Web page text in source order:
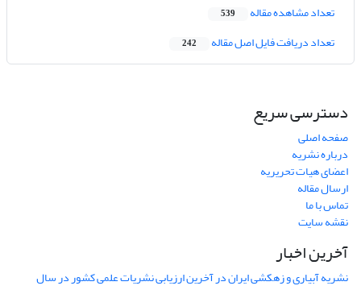
تعداد مشاهده مقاله 539
تعداد دریافت فایل اصل مقاله 242
دسترسی سریع
صفحه اصلی
درباره نشریه
اعضای هیات تحریریه
ارسال مقاله
تماس با ما
نقشه سایت
آخرین اخبار
نشریه آبیاری و زهکشی ایران در آخرین ارزیابی نشریات علمی کشور در سال